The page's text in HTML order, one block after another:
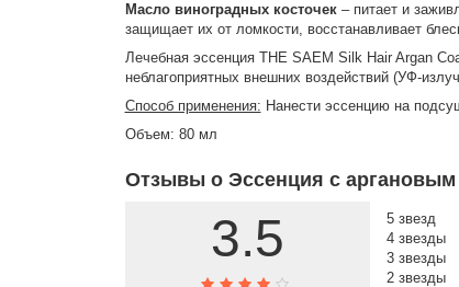
Масло виноградных косточек– питает и
защищает их от ломкости, восстанавливает
Лечебная эссенция THE SAEM Silk Hair Argan
неблагоприятных внешних воздействий (УФ-
Способ применения: Нанести эссенцию на
Объем: 80 мл
Отзывы о Эссенция с аргановым
3.5 5 звезд
4 звезды
3 звезды
2 звезды